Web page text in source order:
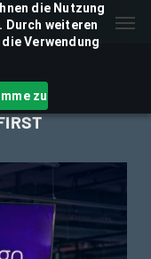
die Nutzung
Durch weiteren
Verwendung
zu